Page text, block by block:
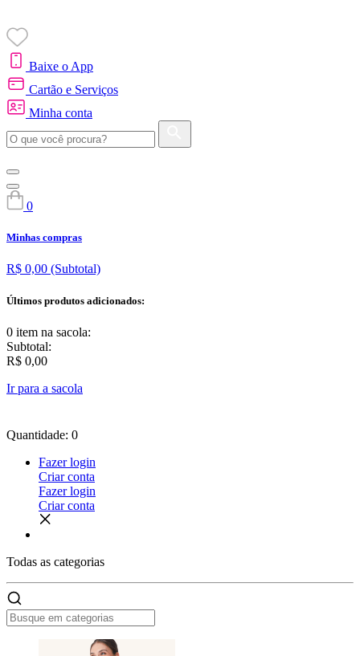
Baixe o App
Cartão e Serviços
Minha conta
0
Minhas compras
R$ 0,00 (Subtotal)
Últimos produtos adicionados:
0 item na sacola:
Subtotal:
R$ 0,00
Ir para a sacola
Quantidade: 0
Fazer login
Criar conta
Fazer login
Criar conta
Todas as categorias